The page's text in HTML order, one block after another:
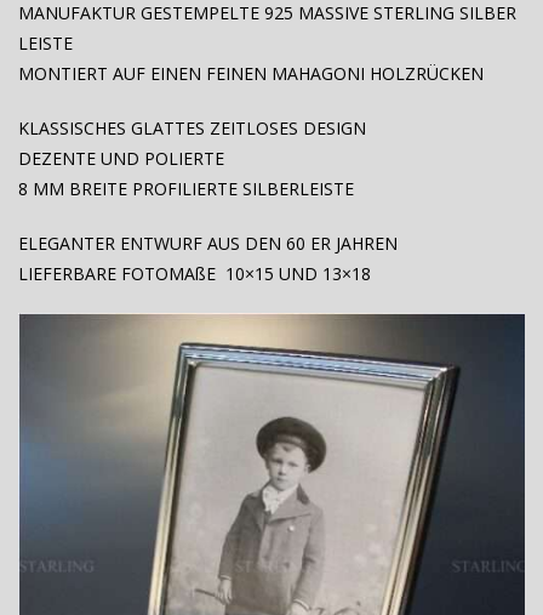
MANUFAKTUR GESTEMPELTE 925 MASSIVE STERLING SILBER
LEISTE
MONTIERT AUF EINEN FEINEN MAHAGONI HOLZRÜCKEN
KLASSISCHES GLATTES ZEITLOSES DESIGN
DEZENTE UND POLIERTE
8 MM BREITE PROFILIERTE SILBERLEISTE
ELEGANTER ENTWURF AUS DEN 60 ER JAHREN
LIEFERBARE FOTOMAßE 10×15 UND 13×18